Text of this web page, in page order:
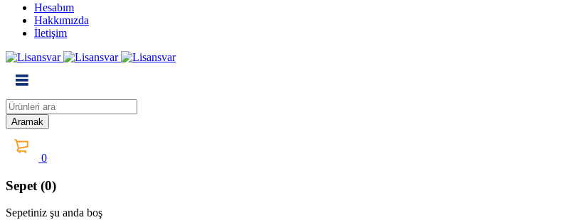
Hesabım
Hakkımızda
İletişim
0
Sepet (0)
Sepetiniz şu anda boş